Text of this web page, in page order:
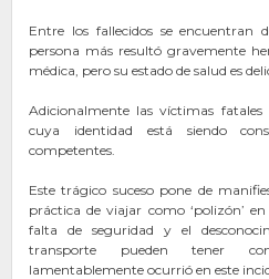
Entre los fallecidos se
persona más resultó gravemente
médica, pero su estado de salud es
Adicionalmente las víctimas
cuya identidad está siendo
competentes.
Este trágico suceso pone de
práctica de viajar como ‘polizón’
falta de seguridad y el
transporte pueden tener
lamentablemente ocurrió en este